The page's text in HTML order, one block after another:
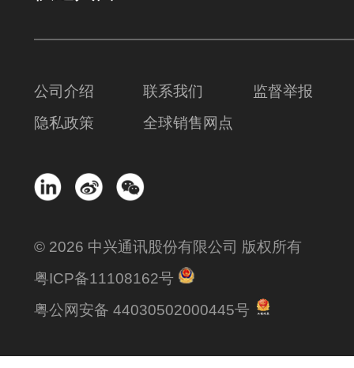
公司介绍 联系我们
监督举报
隐私政策
全球销售网点
© 2026 中兴通讯股份有限公司 版权所有
粤ICP备11108162号
粤公网安备 44030502000445号